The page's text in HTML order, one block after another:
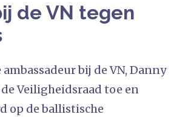
de VN tegen
bij de VN, Danny
Veiligheidsraad toe en
op de ballistische